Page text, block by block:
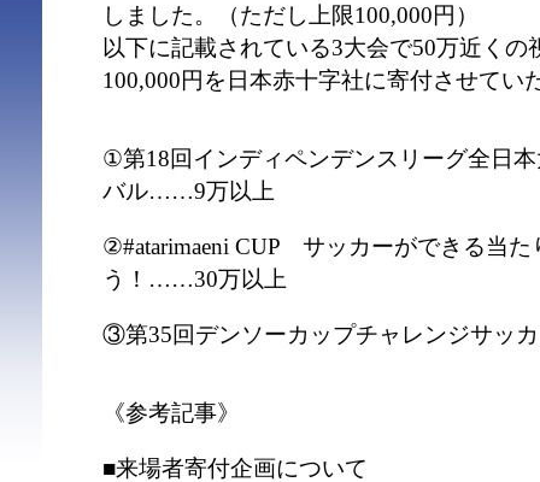
しました。（ただし上限100,000円）
以下に記載されている3大会で50万近くの
100,000円を日本赤十字社に寄付させてい
①第18回インディペンデンスリーグ全日
バル……9万以上
②#atarimaeni CUP サッカーができる当た
う！……30万以上
③第35回デンソーカップチャレンジサッ
《参考記事》
■来場者寄付企画について